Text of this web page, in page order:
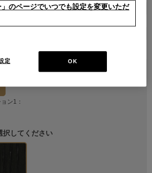
択してください
ン1：
択してください
」のページでいつでも設定を変更いただ
OK
定